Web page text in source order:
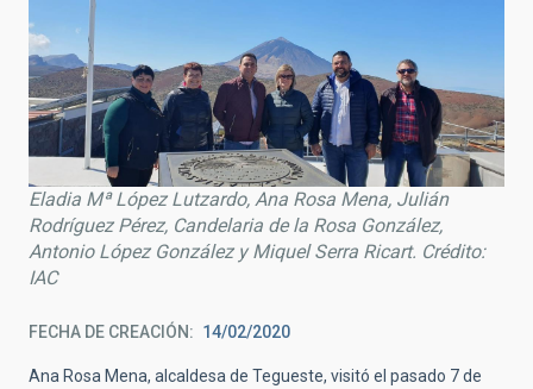
Eladia Mª López Lutzardo, Ana Rosa Mena, Julián
Rodríguez Pérez, Candelaria de la Rosa González,
Antonio López González y Miquel Serra Ricart. Crédito:
IAC
FECHA DE CREACIÓN 14/02/2020
Ana Rosa Mena, alcaldesa de Tegueste, visitó el pasado 7 de